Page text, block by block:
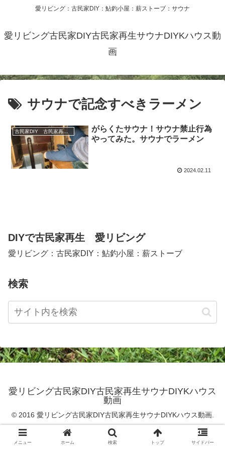
愛リビング：古民家DIY：鮎釣小屋：薪ストーブ：サウナ
愛リビング古民家DIY古民家再生サウナDIYKハウス動
画
サウナで記念すべきラーメン
古民家DIY 古民家再生 別荘 リフォーム 小屋 薪ストーブ
がらくたサウナ！サウナ禁止行為
やってみた。サウナでラーメン
2024.02.11
DIYで古民家再生 愛リビング
愛リビング：古民家DIY：鮎釣小屋：薪ストーブ
検索
愛リビング古民家DIY古民家再生サウナDIYKハウス
動画
© 2016 愛リビング古民家DIY古民家再生サウナDIYKハウス動画.
メニュー ホーム 検索 トップ サイドバー